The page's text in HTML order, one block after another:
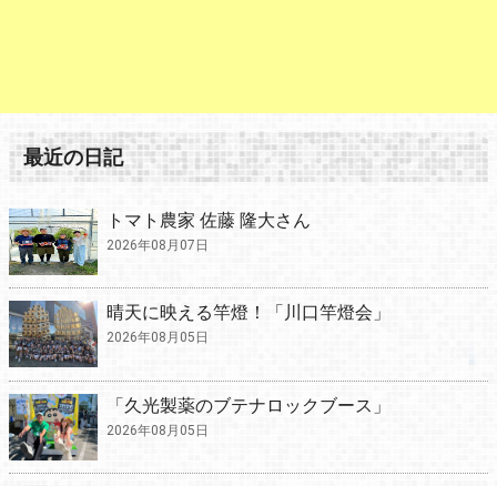
最近の日記
トマト農家 佐藤 隆大さん
2026年08月07日
晴天に映える竿燈！「川口竿燈会」
2026年08月05日
「久光製薬のブテナロックブース」
2026年08月05日